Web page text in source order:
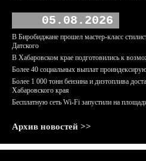
05.08.2026
В Биробиджане прошел мастер-класс
Датского
В Хабаровском крае подготовились к
Более 40 социальных выплат
Более 1 000 тонн бензина и дизтоплива
Хабаровского края
Бесплатную сеть Wi-Fi запустили на
Архив новостей >>